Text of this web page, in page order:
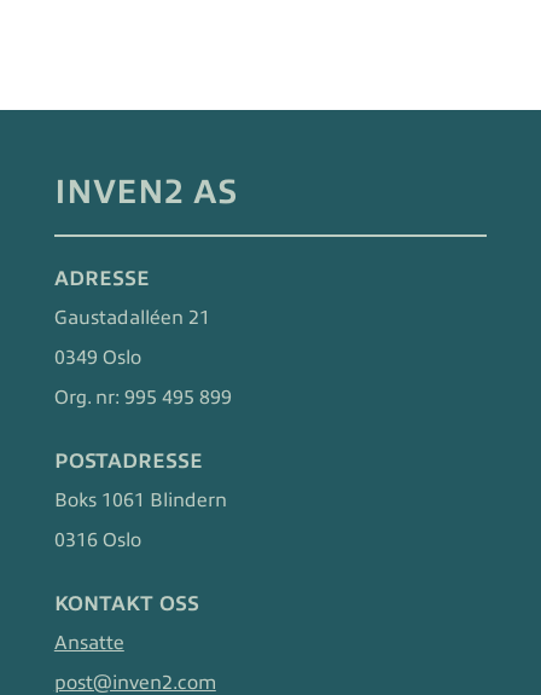
INVEN2 AS
ADRESSE
Gaustadalléen 21
0349 Oslo
Org. nr: 995 495 899
POSTADRESSE
Boks 1061 Blindern
0316 Oslo
KONTAKT OSS
Ansatte
post@inven2.com